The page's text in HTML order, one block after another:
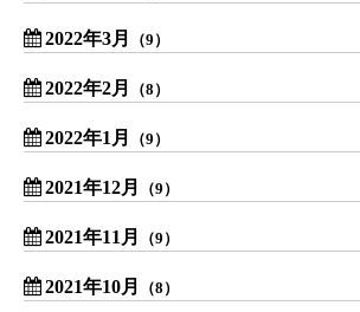
2022年3月 （9）
2022年2月 （8）
2022年1月 （9）
2021年12月 （9）
2021年11月 （9）
2021年10月 （8）